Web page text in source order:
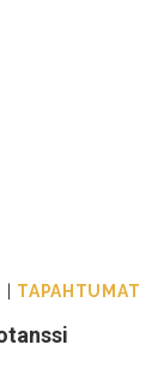
| TAPAHTUMAT